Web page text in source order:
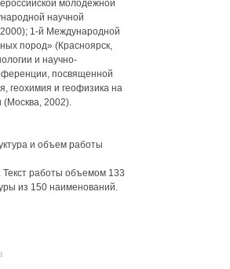
молодежной
научной
1-й Международной
пород» (Красноярск,
и научно-
посвященной
геохимия и геофизика на
(Москва, 2002).
и объем работы
Текст работы объемом 133
из 150 наименований.